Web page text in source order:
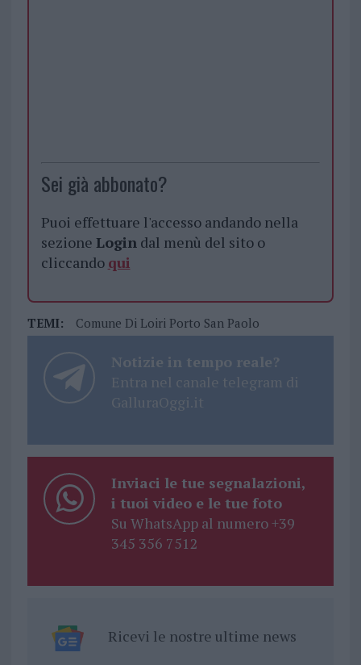
Sei già abbonato?
Puoi effettuare l'accesso andando nella
sezione Logindal menù del sito o
cliccando qui
TEMI: Comune Di Loiri Porto San Paolo
Notizie in tempo reale?
Entra nel canale telegram di
GalluraOggi.it
Inviaci le tue segnalazioni,
i tuoi video e le tue foto
Su WhatsApp al numero +39
345 356 7512
Ricevi le nostre ultime news